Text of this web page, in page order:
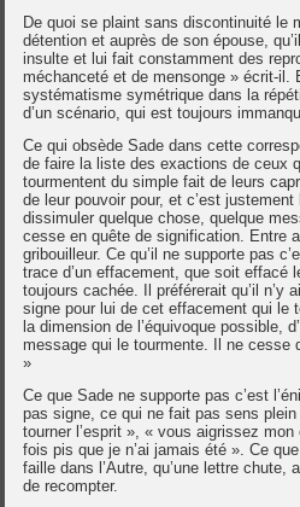
De quoi se plaint sans discontinuité le
détention et auprès de son épouse,
insulte et lui fait constamment des
méchanceté et de mensonge » écrit-il.
systématisme symétrique dans la
d’un scénario, qui est toujours
Ce qui obsède Sade dans cette
de faire la liste des exactions de ceux
tourmentent du simple fait de leurs
de leur pouvoir pour, et c’est
dissimuler quelque chose, quelque
cesse en quête de signification. Entre
gribouilleur. Ce qu’il ne supporte pas
trace d’un effacement, que soit effacé
toujours cachée. Il préférerait qu’il n’y
signe pour lui de cet effacement qui le
la dimension de l’équivoque possible,
message qui le tourmente. Il ne cesse
»
Ce que Sade ne supporte pas c’est
pas signe, ce qui ne fait pas sens
tourner l’esprit », « vous aigrissez
fois pis que je n’ai jamais été ». Ce
faille dans l’Autre, qu’une lettre
de recompter.